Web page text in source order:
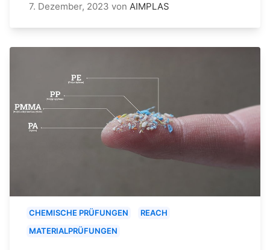
7. Dezember, 2023 von AIMPLAS
CHEMISCHE PRÜFUNGEN
REACH
MATERIALPRÜFUNGEN